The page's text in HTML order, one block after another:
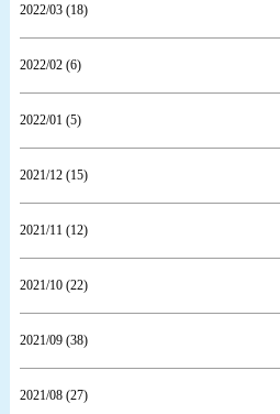
2022/03 (18)
2022/02 (6)
2022/01 (5)
2021/12 (15)
2021/11 (12)
2021/10 (22)
2021/09 (38)
2021/08 (27)